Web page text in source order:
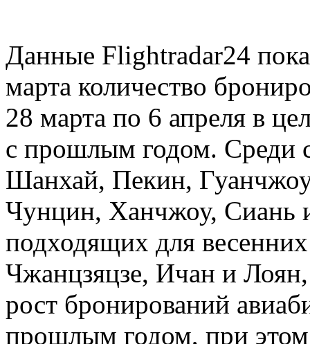
Данные Flightradar24
марта количество
28 марта по 6 апреля в
с прошлым годом. Среди
Шанхай, Пекин,
Чунцин, Ханчжоу, Сиань
подходящих для
Чжанцзяцзе, Ичан и
рост бронирований
прошлым годом, при